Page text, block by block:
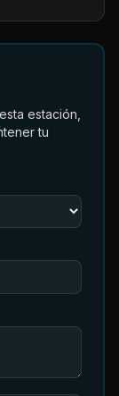
estación,
tu